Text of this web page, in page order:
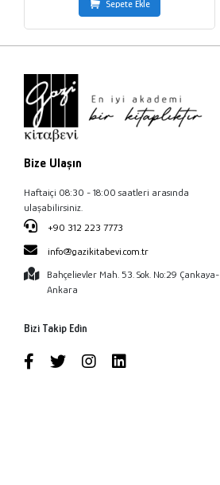
Sepete Ekle
Bize Ulaşın
Haftaiçi 08:30 - 18:00 saatleri arasında
ulaşabilirsiniz.
+90 312 223 7773
info@gazikitabevi.com.tr
Bahçelievler Mah. 53. Sok. No:29 Çankaya-
Ankara
Bizi Takip Edin